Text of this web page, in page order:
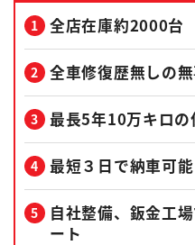
全店在庫約2000台
全車修復歴無しの
最長5年10万キロの
最短３日で納車可能
自社整備、鈑金工
ート